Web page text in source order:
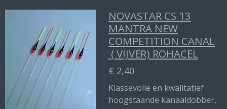
NOVASTAR CS 13
MANTRA NEW
COMPETITION CANAL
( VIJVER) ROHACEL
€ 2,40
Klassevolle en kwalitatief
hoogstaande kanaaldobber,